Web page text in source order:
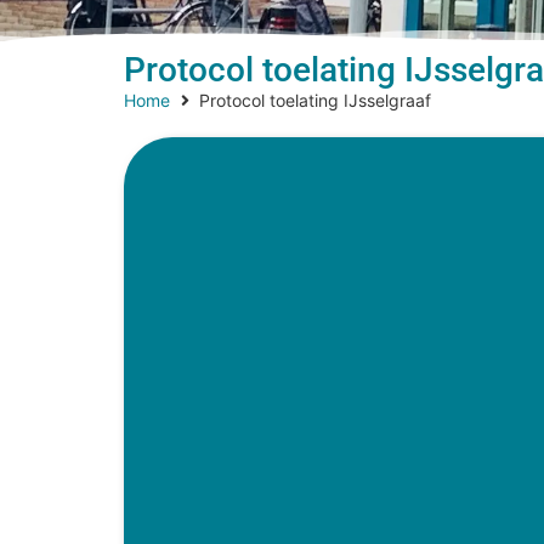
Protocol toelating
Home Protocol toelating IJsselgraaf